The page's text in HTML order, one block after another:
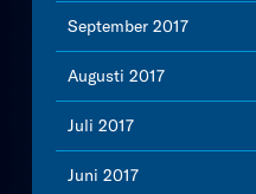
September 2017
Augusti 2017
Juli 2017
Juni 2017